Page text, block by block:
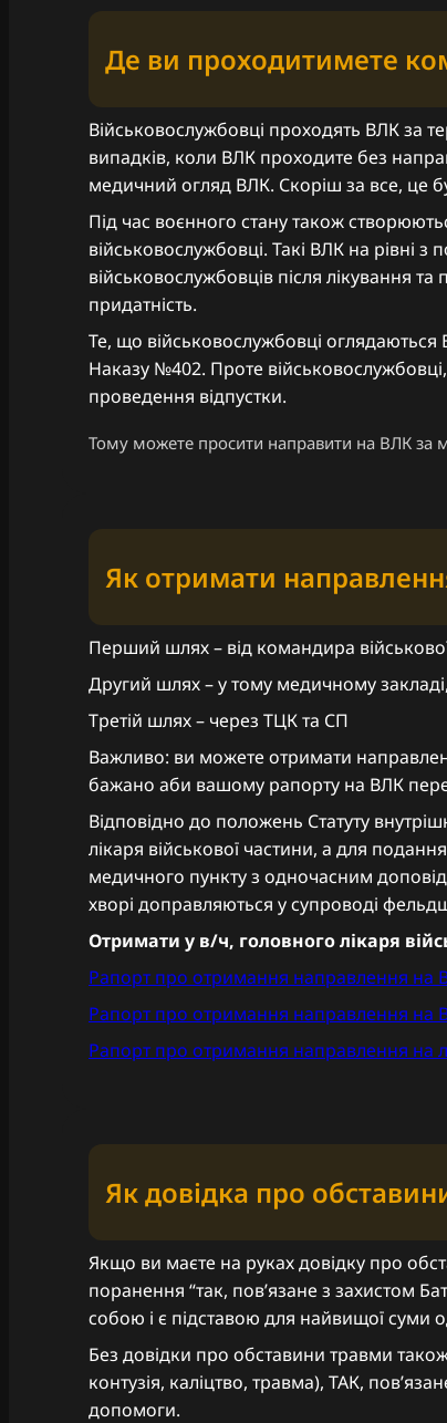
Де ви проходитимете
Військовослужбовці проходять ВЛК за
випадків, коли ВЛК проходите без
медичний огляд ВЛК. Скоріш за все, це
Під час воєнного стану також
військовослужбовці. Такі ВЛК на
військовослужбовців після лікування
придатність.
Те, що військовослужбовці
Наказу №402. Проте
проведення відпустки.
Тому можете просити направити на ВЛК за
Як отримати
Перший шлях – від командира
Другий шлях – у тому медичному
Третій шлях – через ТЦК та СП
Важливо: ви можете отримати
бажано аби вашому рапорту на ВЛК
Відповідно до положень Статуту
лікаря військової частини, а для
медичного пункту з одночасним
хворі доправляються у супроводі
Отримати у в/ч, головного лікаря
Рапорт про отримання направлення на
Рапорт про отримання направлення на
Рапорт про отримання направлення на
Як довідка про
Якщо ви маєте на руках довідку про
поранення “так, повʼязане з захистом
собою і є підставою для найвищої суми
Без довідки про обставини травми
контузія, каліцтво, травма), ТАК,
допомоги.